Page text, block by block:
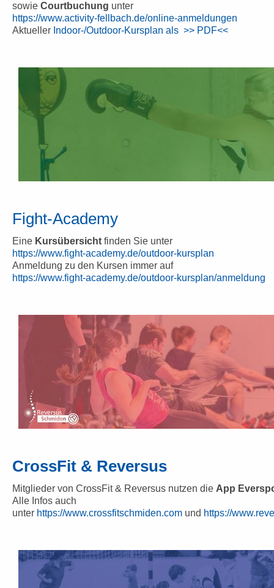
sowie Courtbuchung unter
https://www.activity-fellbach.de/online-anmeldungen
Aktueller Indoor-/Outdoor-Kursplan als >> PDF<<
Fight-Academy
Eine Kursübersicht finden Sie unter
https://www.fight-academy.de/outdoor-kursplan
Anmeldung zu den Kursen immer auf
https://www.fight-academy.de/outdoor-kursplan/anmeldung
CrossFit & Reversus
Mitglieder von CrossFit & Reversus nutzen die App
Alle Infos auch
unter https://www.crossfitschmiden.com und https://